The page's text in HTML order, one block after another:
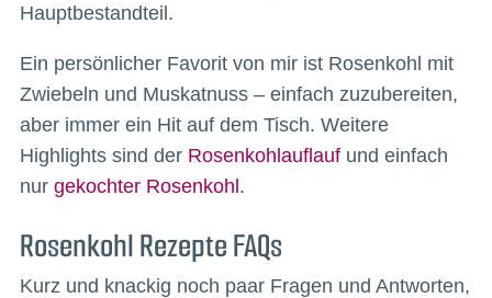
Hauptbestandteil.
Ein persönlicher Favorit von mir ist Rosenkohl mit
Zwiebeln und Muskatnuss – einfach zuzubereiten,
aber immer ein Hit auf dem Tisch. Weitere
Highlights sind der Rosenkohlauflaufund einfach
nur gekochter Rosenkohl.
Rosenkohl Rezepte FAQs
Kurz und knackig noch paar Fragen und Antworten,